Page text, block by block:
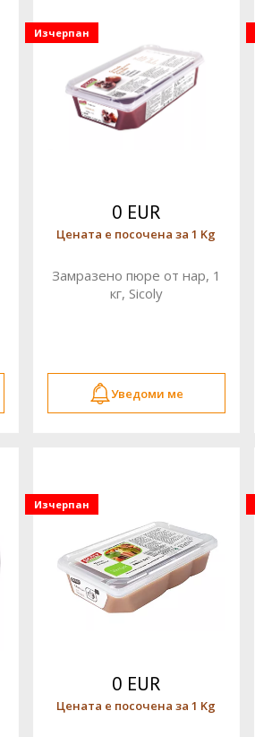
Изчерпан
0 EUR
Цената е посочена за 1 Kg
Замразено пюре от нар, 1
кг, Sicoly
Уведоми ме
Изчерпан
0 EUR
Цената е посочена за 1 Kg